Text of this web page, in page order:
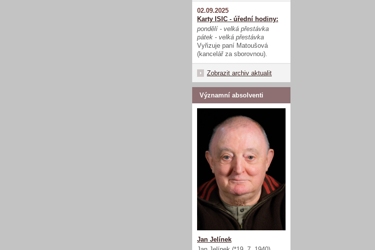
02.09.2025
Karty ISIC - úřední hodiny:
pondělí - velká přestávka
pátek - velká přestávka
Vyřizuje paní Matoušová
(kancelář za sborovnou).
Zobrazit archiv aktualit
Významní absolventi
Jan Jelínek